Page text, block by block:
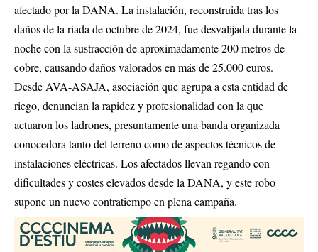
afectado por la DANA. La instalación, reconstruida tras los
daños de la riada de octubre de 2024, fue desvalijada durante la
noche con la sustracción de aproximadamente 200 metros de
cobre, causando daños valorados en más de 25.000 euros.
Desde AVA-ASAJA, asociación que agrupa a esta entidad de
riego, denuncian la rapidez y profesionalidad con la que
actuaron los ladrones, presuntamente una banda organizada
conocedora tanto del terreno como de aspectos técnicos de
instalaciones eléctricas. Los afectados llevan regando con
dificultades y costes elevados desde la DANA, y este robo
supone un nuevo contratiempo en plena campaña.